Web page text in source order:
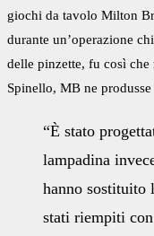
giochi da tavolo Milton
durante un’operazione
delle pinzette, fu così
Spinello, MB ne
“È stato
lampadina
hanno sostituito
stati riempiti